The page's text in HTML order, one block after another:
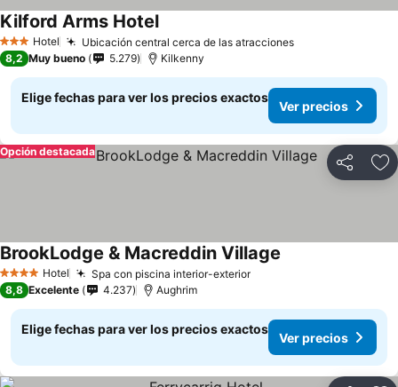
3 Estrellas
Hotel Ubicación central cerca de las atracciones
Kilford Arms Hotel
8,2 Muy bueno 5.279 Kilkenny
Elige fechas para ver los precios exactos
Ver precios
Compartir
Opción destacada
4 EstrellasHotel Spa con piscina interior-exterior
BrookLodge & Macreddin Village
8,8 Excelente 4.237 Aughrim
Elige fechas para ver los precios exactos
Ver precios